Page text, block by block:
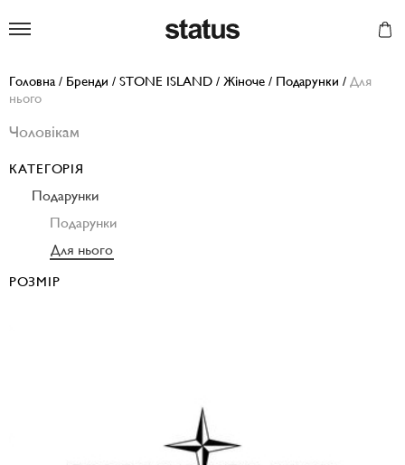
Головна / Бренди / STONE ISLAND / Жіноче / Подарунки / Для
нього
Чоловікам
КАТЕГОРІЯ
Подарунки
Подарунки
Для нього
РОЗМІР